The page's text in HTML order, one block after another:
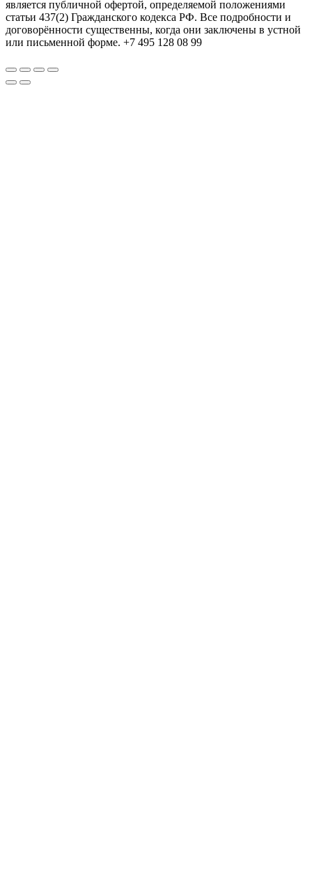
является публичной офертой, определяемой положениями
статьи 437(2) Гражданского кодекса РФ. Все подробности и
договорённости существенны, когда они заключены в устной
или письменной форме. +7 495 128 08 99